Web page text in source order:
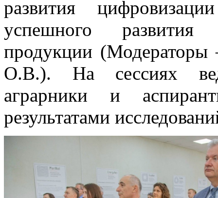
развития
успешного развития
продукции
О.В.). На сессиях
аграрники и
результатами